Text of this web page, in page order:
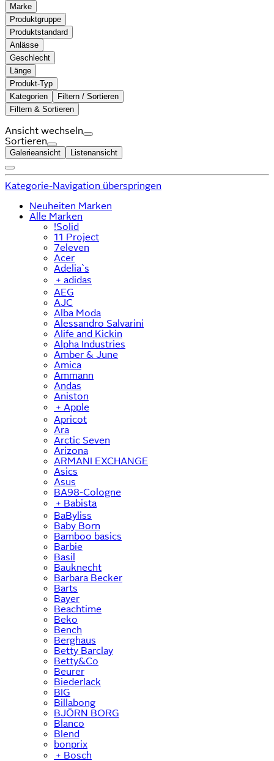
Marke
Produktgruppe
Produktstandard
Anlässe
Geschlecht
Länge
Produkt-Typ
Kategorien
Filtern / Sortieren
Filtern & Sortieren
Ansicht wechseln
Sortieren
Galerieansicht Listenansicht
Kategorie-Navigation überspringen
Neuheiten Marken
Alle Marken
!Solid
11 Project
7eleven
Acer
Adelia`s
﹢ adidas
AEG
AJC
Alba Moda
Alessandro Salvarini
Alife and Kickin
Alpha Industries
Amber & June
Amica
Ammann
Andas
Aniston
﹢ Apple
Apricot
Ara
Arctic Seven
Arizona
ARMANI EXCHANGE
Asics
Asus
BA98-Cologne
﹢ Babista
BaByliss
Baby Born
Bamboo basics
Barbie
Basil
Bauknecht
Barbara Becker
Barts
Bayer
Beachtime
Beko
Bench
Berghaus
Betty Barclay
Betty&Co
Beurer
Biederlack
BIG
Billabong
BJÖRN BORG
Blanco
Blend
bonprix
﹢ Bosch